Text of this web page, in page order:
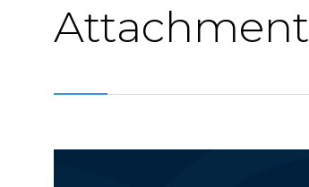
Attachment